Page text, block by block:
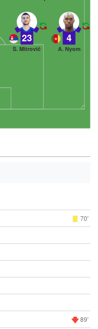
23
S. Mitrović
4
A. Nyom
70'
89'